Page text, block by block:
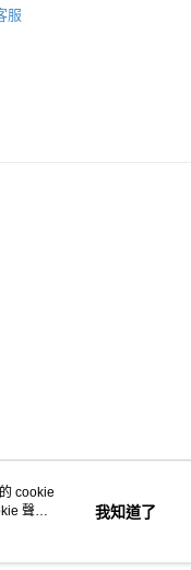
服
cookie
聲明
我知道了